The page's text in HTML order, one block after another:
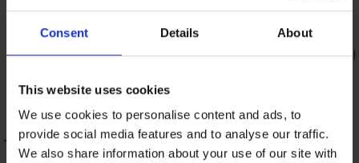
Consent Details About
This website uses cookies
We use cookies to personalise content and ads, to
provide social media features and to analyse our traffic.
We also share information about your use of our site with
5
4,8
Shape Cotton bélés nélküli melltartó
3PACK
Terry női köntös kapucnival TERMÉK